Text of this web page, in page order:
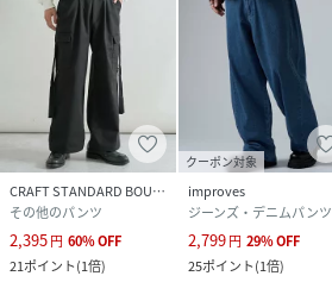
CRAFT STANDARD BOUTIQUE
その他のパンツ
2,395円 60%OFF
21ポイント(1倍)
クーポン対象
improves
ジーンズ・デニムパンツ
2,799円 29%OFF
25ポイント(1倍)